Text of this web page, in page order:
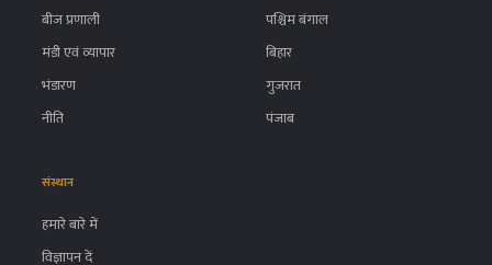
बीज प्रणाली
मंडी एवं व्यापार
भंडारण
नीति
पश्चिम बंगाल
बिहार
गुजरात
पंजाब
संस्थान
हमारे बारे में
विज्ञापन दें